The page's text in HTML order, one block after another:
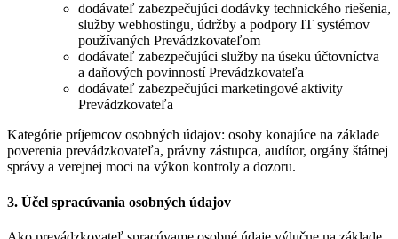
dodávateľ zabezpečujúci dodávky technického riešenia,
služby webhostingu, údržby a podpory IT systémov
používaných Prevádzkovateľom
dodávateľ zabezpečujúci služby na úseku účtovníctva
a daňových povinností Prevádzkovateľa
dodávateľ zabezpečujúci marketingové aktivity
Prevádzkovateľa
Kategórie príjemcov osobných údajov: osoby konajúce na základe
poverenia prevádzkovateľa, právny zástupca, audítor, orgány štátnej
správy a verejnej moci na výkon kontroly a dozoru.
3. Účel spracúvania osobných údajov